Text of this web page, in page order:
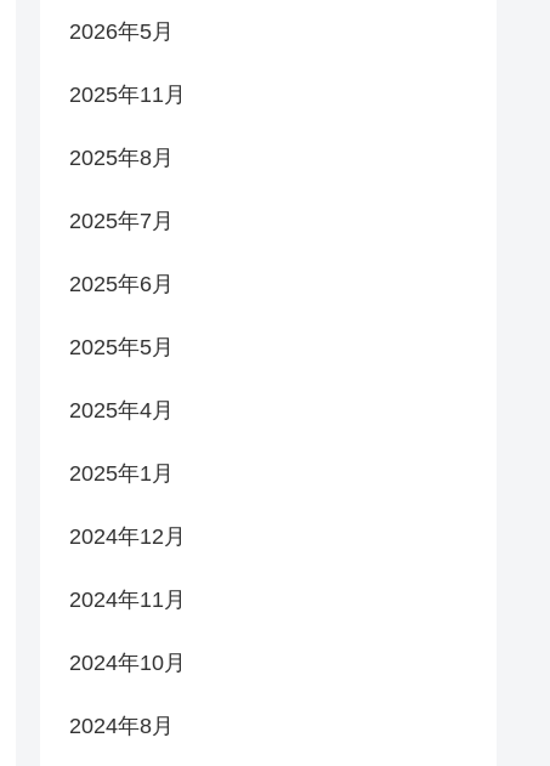
2026年5月
2025年11月
2025年8月
2025年7月
2025年6月
2025年5月
2025年4月
2025年1月
2024年12月
2024年11月
2024年10月
2024年8月